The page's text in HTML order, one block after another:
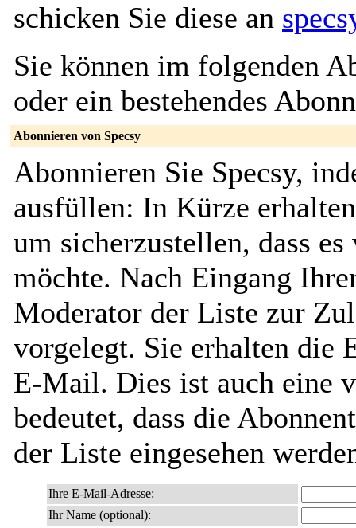
schicken Sie diese an
Sie können im folgenden
oder ein bestehendes
Abonnieren von Specsy
Abonnieren Sie Specsy,
ausfüllen: In Kürze
um sicherzustellen, dass
möchte. Nach Eingang
Moderator der Liste zur
vorgelegt. Sie erhalten die
E-Mail. Dies ist auch eine
bedeutet, dass die
der Liste eingesehen
Ihre E-Mail-Adresse:
Ihr Name (optional):